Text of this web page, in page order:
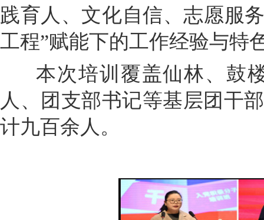
践育人、文化自信、志愿服
工程”赋能下的工作经验与特
本次培训覆盖仙林、鼓
人、团支部书记等基层团干
计九百余人。